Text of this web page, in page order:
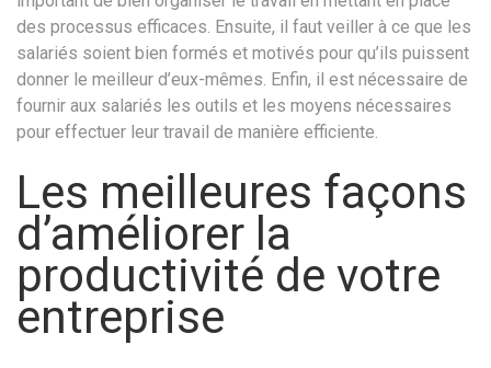
des processus efficaces. Ensuite, il faut veiller à ce que les
salariés soient bien formés et motivés pour qu’ils puissent
donner le meilleur d’eux-mêmes. Enfin, il est nécessaire de
fournir aux salariés les outils et les moyens nécessaires
pour effectuer leur travail de manière efficiente.
Les meilleures façons
d’améliorer la
productivité de votre
entreprise